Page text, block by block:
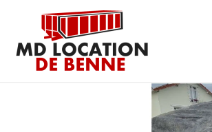
contenu